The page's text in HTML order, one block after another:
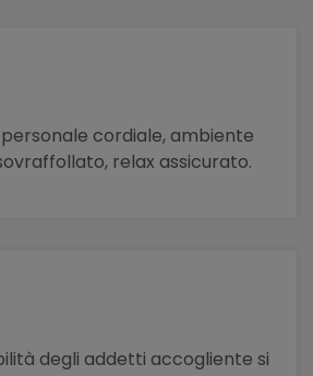
cordiale, ambiente
relax assicurato.
degli addetti accogliente si